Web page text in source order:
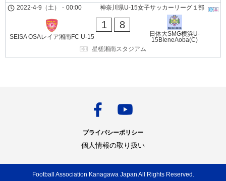
神奈川県U-15女子サッカーリーグ１部
2022-4-9（土） - 00:00
SEISA OSAレイア湘南FC U-15
1 8
日体大SMG横浜U-
15BIeneAoba(C)
星槎湘南スタジアム
プライバシーポリシー
個人情報の取り扱い
Football Association Kanagawa Japan All Rights Reserved.